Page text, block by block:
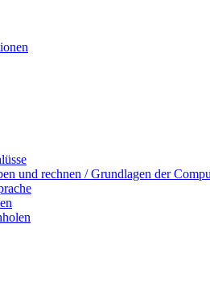
und rechnen / Grundlagen der